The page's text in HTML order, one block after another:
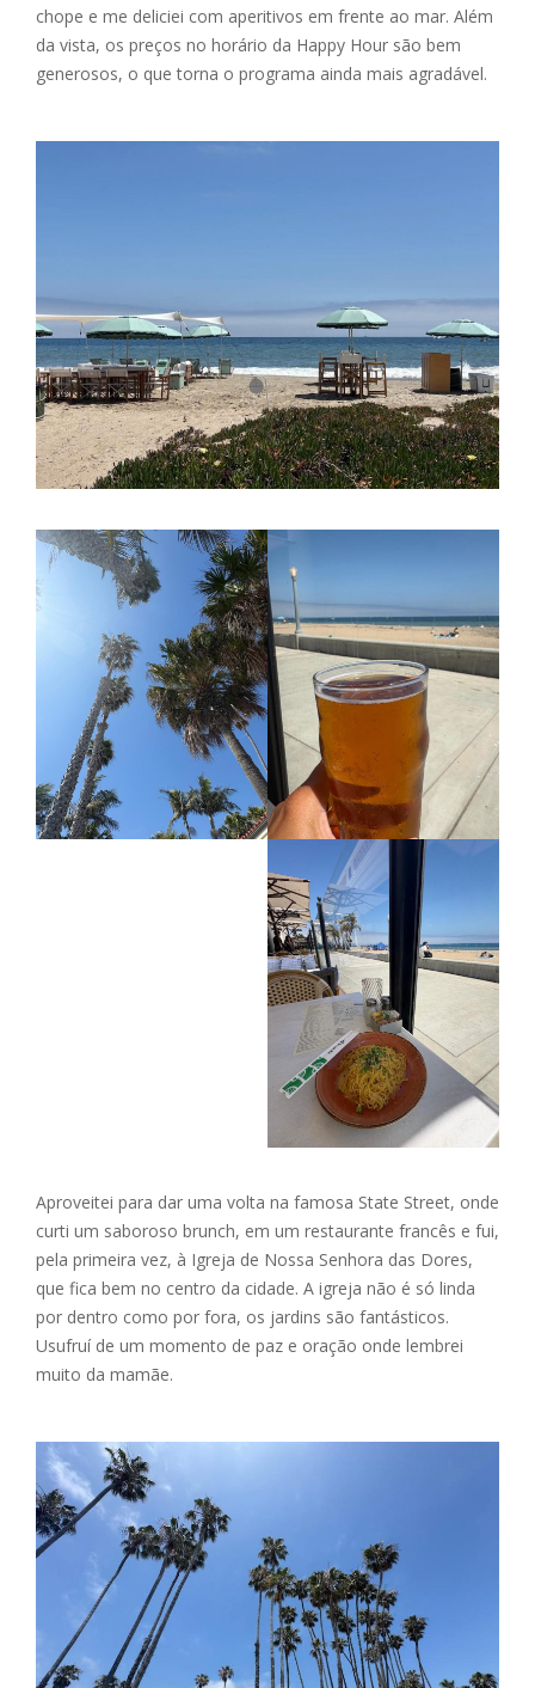
chope e me deliciei com aperitivos em frente ao mar. Além
da vista, os preços no horário da Happy Hour são bem
generosos, o que torna o programa ainda mais agradável.
Aproveitei para dar uma volta na famosa State Street, onde
curti um saboroso brunch, em um restaurante francês e fui,
pela primeira vez, à Igreja de Nossa Senhora das Dores,
que fica bem no centro da cidade. A igreja não é só linda
por dentro como por fora, os jardins são fantásticos.
Usufruí de um momento de paz e oração onde lembrei
muito da mamãe.